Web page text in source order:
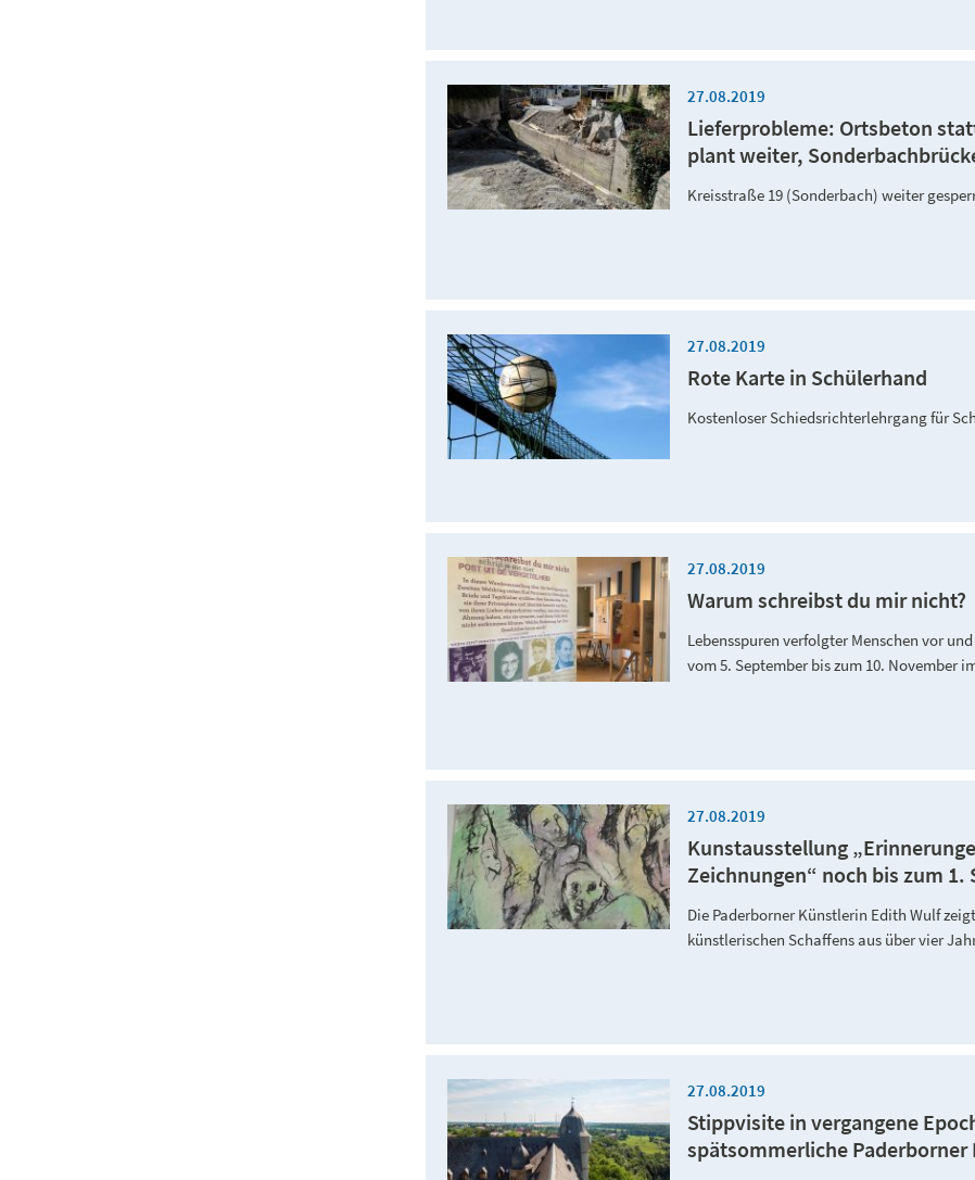
27.08.2019
Lieferprobleme: Ortsbeton
plant weiter,
Kreisstraße 19 (Sonderbach) weiter
27.08.2019
Rote Karte in Schülerhand
Kostenloser Schiedsrichterlehrgang für
27.08.2019
Warum schreibst du mir nicht?
Lebensspuren verfolgter Menschen vor
vom 5. September bis zum 10. November
27.08.2019
Kunstausstellung
Zeichnungen“ noch bis zum
Die Paderborner Künstlerin Edith Wulf
künstlerischen Schaffens aus über vier
27.08.2019
Stippvisite in vergangene
spätsommerliche Paderborner